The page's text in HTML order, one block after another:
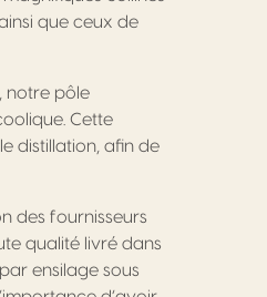
que ceux de
notre pôle
Cette
distillation, afin de
des fournisseurs
qualité livré dans
ensilage sous